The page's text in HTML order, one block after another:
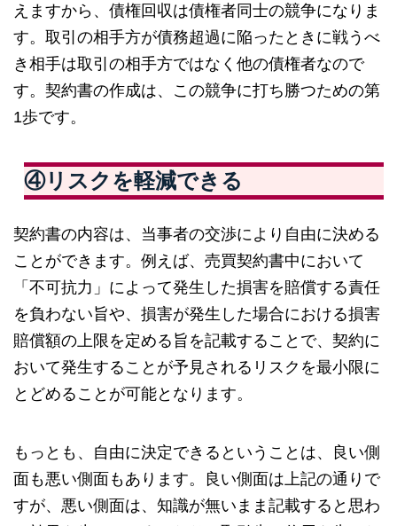
えますから、債権回収は債権者同士の競争になりま
す。取引の相手方が債務超過に陥ったときに戦うべ
き相手は取引の相手方ではなく他の債権者なので
す。契約書の作成は、この競争に打ち勝つための第
1歩です。
④リスクを軽減できる
契約書の内容は、当事者の交渉により自由に決める
ことができます。例えば、売買契約書中において
「不可抗力」によって発生した損害を賠償する責任
を負わない旨や、損害が発生した場合における損害
賠償額の上限を定める旨を記載することで、契約に
おいて発生することが予見されるリスクを最小限に
とどめることが可能となります。
もっとも、自由に決定できるということは、良い側
面も悪い側面もあります。良い側面は上記の通りで
すが、悪い側面は、知識が無いまま記載すると思わ